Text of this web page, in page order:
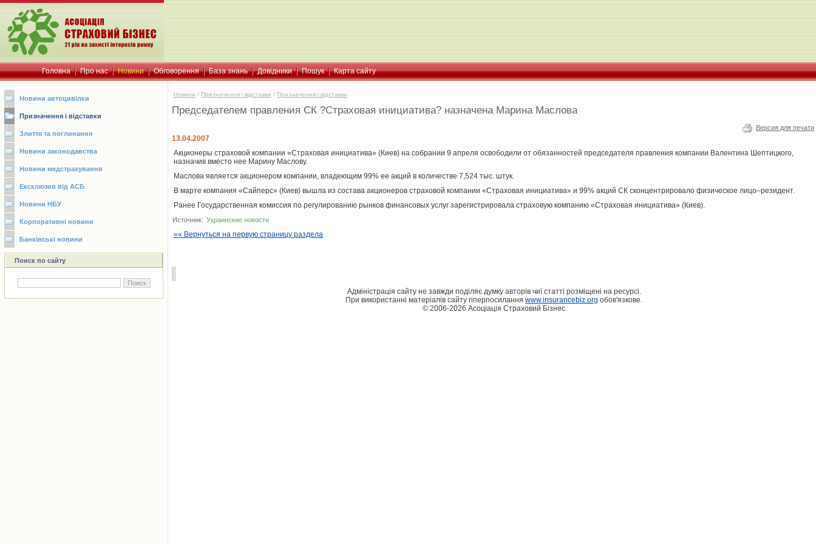
Головна Про нас Новини Обговорення База знань Довідники Пошук Карта сайту
Новини автоцивілки
Призначення і відставки
Злиття та поглинання
Новини законодавства
Новини медстрахування
Ексклюзив від АСБ
Новини НБУ
Корпоративні новини
Банківські новини
Поиск по сайту
Новини / Призначення і відставки / Призначення і відставки
Председателем правления СК ?Страховая инициатива? назначена Марина Маслова
Версия для печати
13.04.2007
Акционеры страховой компании «Страховая инициатива» (Киев) на собрании 9 апреля освободили от обязанностей председателя правления компании Валентина Шептицкого,
назначив вместо нее Марину Маслову.
Маслова является акционером компании, владеющим 99% ее акций в количестве 7,524 тыс. штук.
В марте компания «Сайперс» (Киев) вышла из состава акционеров страховой компании «Страховая инициатива» и 99% акций СК сконцентрировало физическое лицо–резидент.
Ранее Государственная комиссия по регулированию рынков финансовых услуг зарегистрировала страховую компанию «Страховая инициатива» (Киев).
Источник: Украинские новости
«« Вернуться на первую страницу раздела
Адміністрація сайту не завжди поділяє думку авторів чиї статті розміщені на ресурсі.
При використанні матеріалів сайту гіперпосилання www.insurancebiz.org обов'язкове.
© 2006-2026 Асоціація Страховий Бізнес